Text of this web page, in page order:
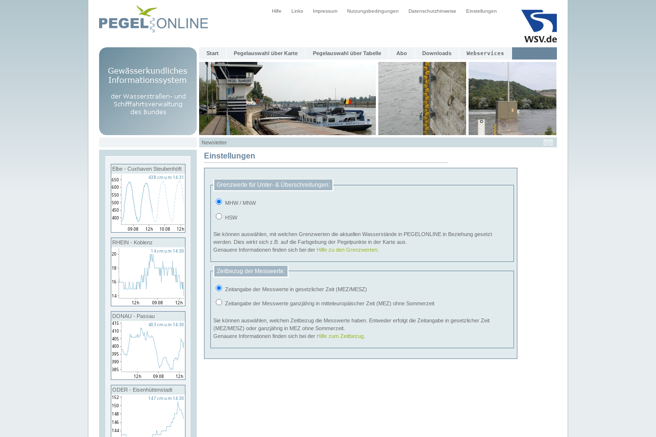
Hilfe Links Impressum Nutzungsbedingungen Datenschutzhinweise Einstellungen
Start Pegelauswahl über Karte Pegelauswahl über Tabelle Abo Downloads Webservices
Newsletter
Elbe - Cuxhaven Steubenhöft
RHEIN - Koblenz
DONAU - Passau
ODER - Eisenhüttenstadt
Einstellungen
Grenzwerte für Unter- & Überschreitungen:
MHW / MNW
HSW
Sie können auswählen, mit welchen Grenzwerten die aktuellen Wasserstände in PEGELONLINE in Beziehung gesetzt
werden. Dies wirkt sich z.B. auf die Farbgebung der Pegelpunkte in der Karte aus.
Genauere Informationen finden sich bei der Hilfe zu den Grenzwerten
Zeitbezug der Messwerte:
Zeitangabe der Messwerte in gesetzlicher Zeit (MEZ/MESZ)
Zeitangabe der Messwerte ganzjährig in mitteleuropäischer Zeit (MEZ) ohne Sommerzeit
Sie können auswählen, welchen Zeitbezug die Messwerte haben. Entweder erfolgt die Zeitangabe in gesetzlicher Zeit
(MEZ/MESZ) oder ganzjährig in MEZ ohne Sommerzeit.
Genauere Informationen finden sich bei der Hilfe zum Zeitbezug